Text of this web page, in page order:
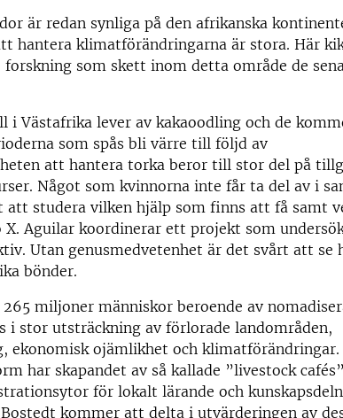
är redan synliga på den afrikanska
hantera klimatförändringarna är stora. Här
som skett inom detta område de
i Västafrika lever av kakaoodling och de
som spås bli värre till följd av
att hantera torka beror till stor del på
Något som kvinnorna inte får ta del av i
studera vilken hjälp som finns att få samt
X. Aguilar koordinerar ett projekt som
Utan genusmedvetenhet är det svårt att se
bönder.
miljoner människor beroende av
i stor utsträckning av förlorade landområden,
ekonomisk ojämlikhet och klimatförändringar.
har skapandet av så kallade ”livestock
för lokalt lärande och
kommer att delta i utvärderingen av